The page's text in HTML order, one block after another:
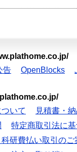
告 OpenBlocks
いて
見積書・
特定商取引法に
研費払い取引のご